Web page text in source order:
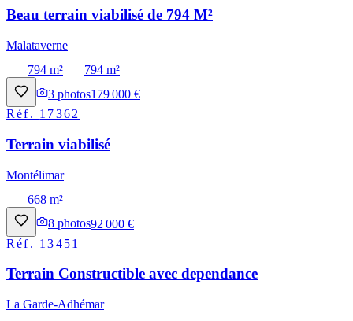
Beau terrain viabilisé de 794 M²
Malataverne
794 m²
794 m²
3 photos179 000 €
Réf. 17362
Terrain viabilisé
Montélimar
668 m²
8 photos92 000 €
Réf. 13451
Terrain Constructible avec dependance
La Garde-Adhémar